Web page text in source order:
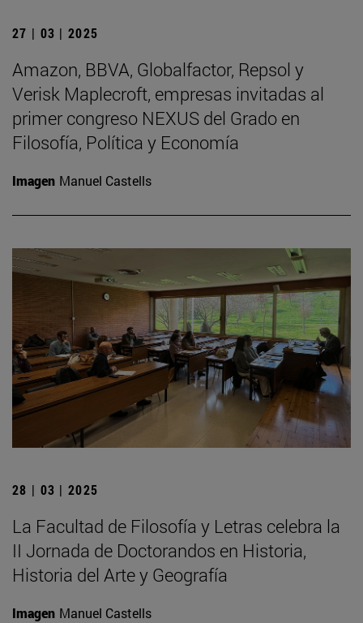
27 | 03 | 2025
Amazon, BBVA, Globalfactor, Repsol y
Verisk Maplecroft, empresas invitadas al
primer congreso NEXUS del Grado en
Filosofía, Política y Economía
Imagen Manuel Castells
28 | 03 | 2025
La Facultad de Filosofía y Letras celebra la
II Jornada de Doctorandos en Historia,
Historia del Arte y Geografía
Imagen Manuel Castells